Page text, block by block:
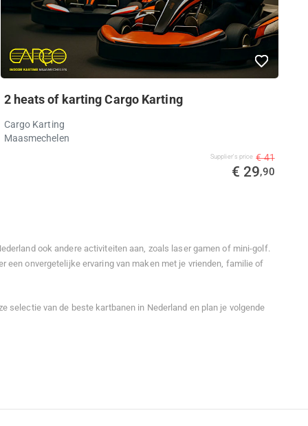
2 heats of karting Cargo Karting
Cargo Karting
Maasmechelen
Supplier's price € 41
€ 29,90
ook andere activiteiten aan, zoals laser gamen of mini-golf.
een onvergetelijke ervaring van maken met je vrienden, familie of
selectie van de beste kartbanen in Nederland en plan je volgende